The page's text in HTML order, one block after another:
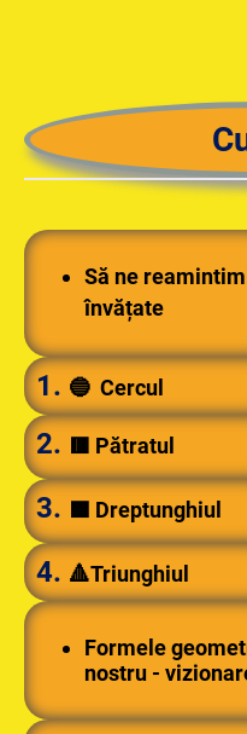
Să ne
învățate
1. 🔵 Cercul
2. 🟥 Pătratul
3. 🟦 Dreptunghiul
4. 🔺Triunghiul
Formele
nostru -